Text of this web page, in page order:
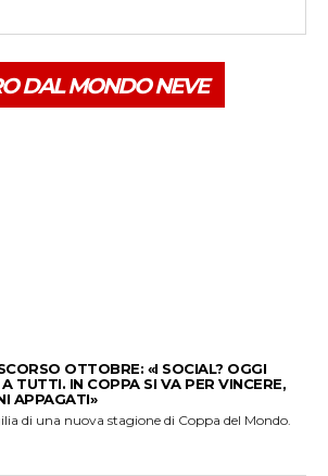
DAL MONDO NEVE
OTTOBRE: «I SOCIAL? OGGI
TUTTI. IN COPPA SI VA PER VINCERE,
APPAGATI»
di una nuova stagione di Coppa del Mondo.